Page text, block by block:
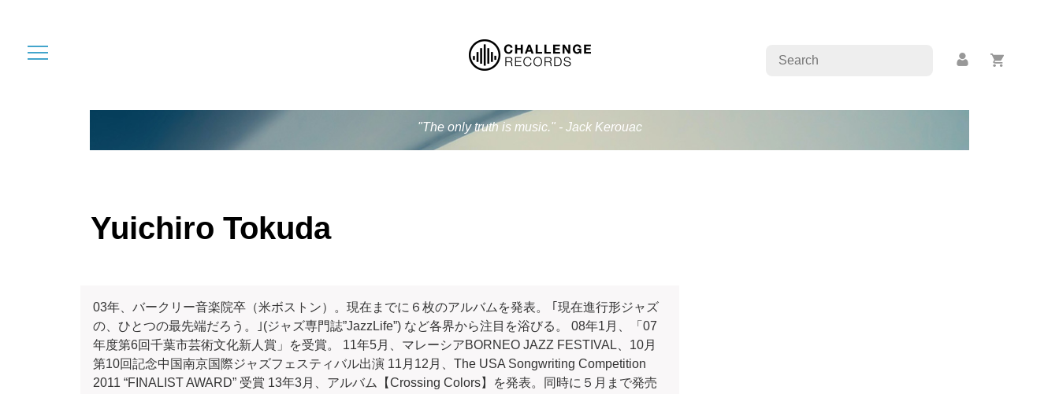
"The only truth is music." - Jack Kerouac
Yuichiro Tokuda
03年、バークリー音楽院卒（米ボストン）。現在までに６枚のアルバムを発表。 ｢現在進行形ジャズ
の、ひとつの最先端だろう。｣(ジャズ専門誌”JazzLife”) など各界から注目を浴びる。 08年1月、「07
年度第6回千葉市芸術文化新人賞」を受賞。 11年5月、マレーシアBORNEO JAZZ FESTIVAL、10月
第10回記念中国南京国際ジャズフェスティバル出演 11月12月、The USA Songwriting Competition
2011 “FINALIST AWARD” 受賞 13年3月、アルバム【Crossing Colors】を発表。同時に５月まで発売